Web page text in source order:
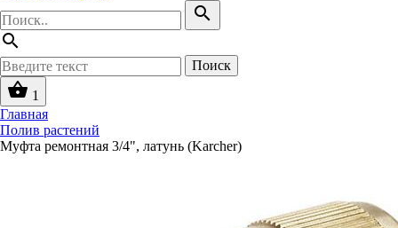
search
search
Поиск
shopping_basket 1
Главная
Полив растений
Муфта ремонтная 3/4", латунь (Karcher)